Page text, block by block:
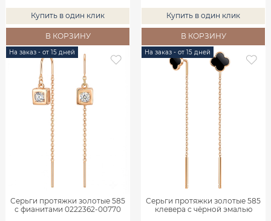
Купить в один клик
В КОРЗИНУ
Купить в один клик
В КОРЗИНУ
На заказ - от 15 дней
Серьги протяжки золотые 585
с фианитами 0222362-00770
На заказ - от 15 дней
Серьги протяжки золотые 585
клевера с чёрной эмалью